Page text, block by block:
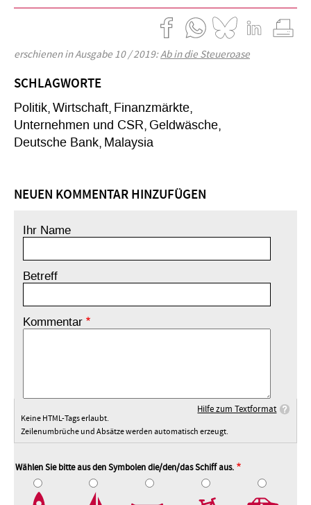
erschienen in Ausgabe 10 / 2019:Ab in die Steueroase
SCHLAGWORTE
Politik Wirtschaft Finanzmärkte
Unternehmen und CSR Geldwäsche
Deutsche Bank Malaysia
NEUEN KOMMENTAR HINZUFÜGEN
Ihr Name
Betreff
Kommentar
Hilfe zum Textformat
Keine HTML-Tags erlaubt.
Zeilenumbrüche und Absätze werden automatisch erzeugt.
Wählen Sie bitte aus den Symbolen die/den/das Schiff aus.